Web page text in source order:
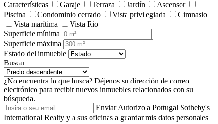
Características
Garaje Terraza Jardín
Ascensor
Piscina
Condominio cerrado Vista privilegiada
Gimnasio
Vista marítima
Vista Rio
Superficie mínima
Superficie máxima
Estado del inmueble
Buscar
¿No encuentra lo que busca? Déjenos su dirección de correo
electrónico para recibir nuevos inmuebles relacionados con su
búsqueda.
Enviar Autorizo a Portugal Sotheby's
International Realty y a sus oficinas a guardar mis datos personales